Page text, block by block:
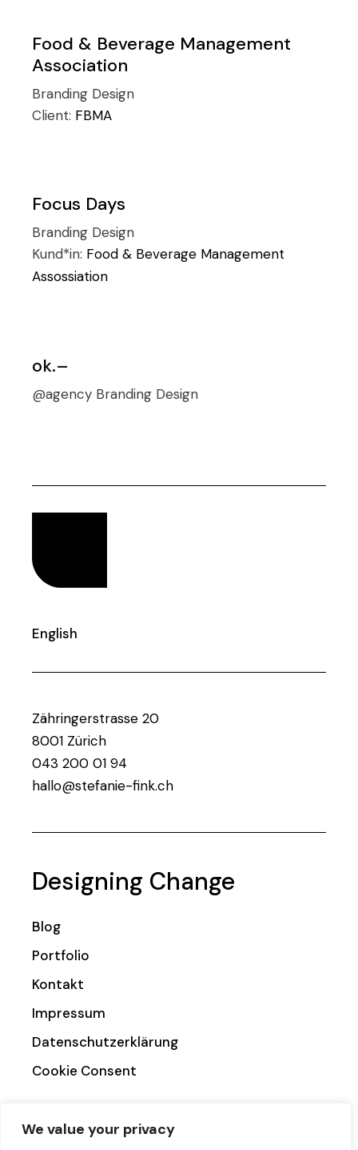
We value your privacy
Food & Beverage Management
Association
Branding Design
Client: FBMA
Focus Days
Branding Design
Kund*in: Food & Beverage Management
Assossiation
ok.–
@agency Branding Design
English
Zähringerstrasse 20
8001 Zürich
043 200 01 94
hallo@stefanie-fink.ch
Designing Change
Blog
Portfolio
Kontakt
Impressum
Datenschutzerklärung
Cookie Consent